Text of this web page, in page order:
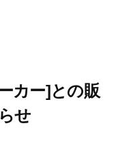
カー]との販
せ